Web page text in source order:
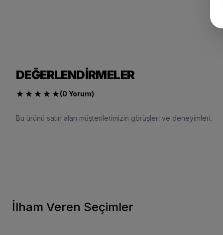
DEĞERLENDIRMELER
★★★★★(0 Yorum)
Bu ürünü satın alan müşterilerimizin görüşleri ve deneyimleri.
İlham Veren Seçimler